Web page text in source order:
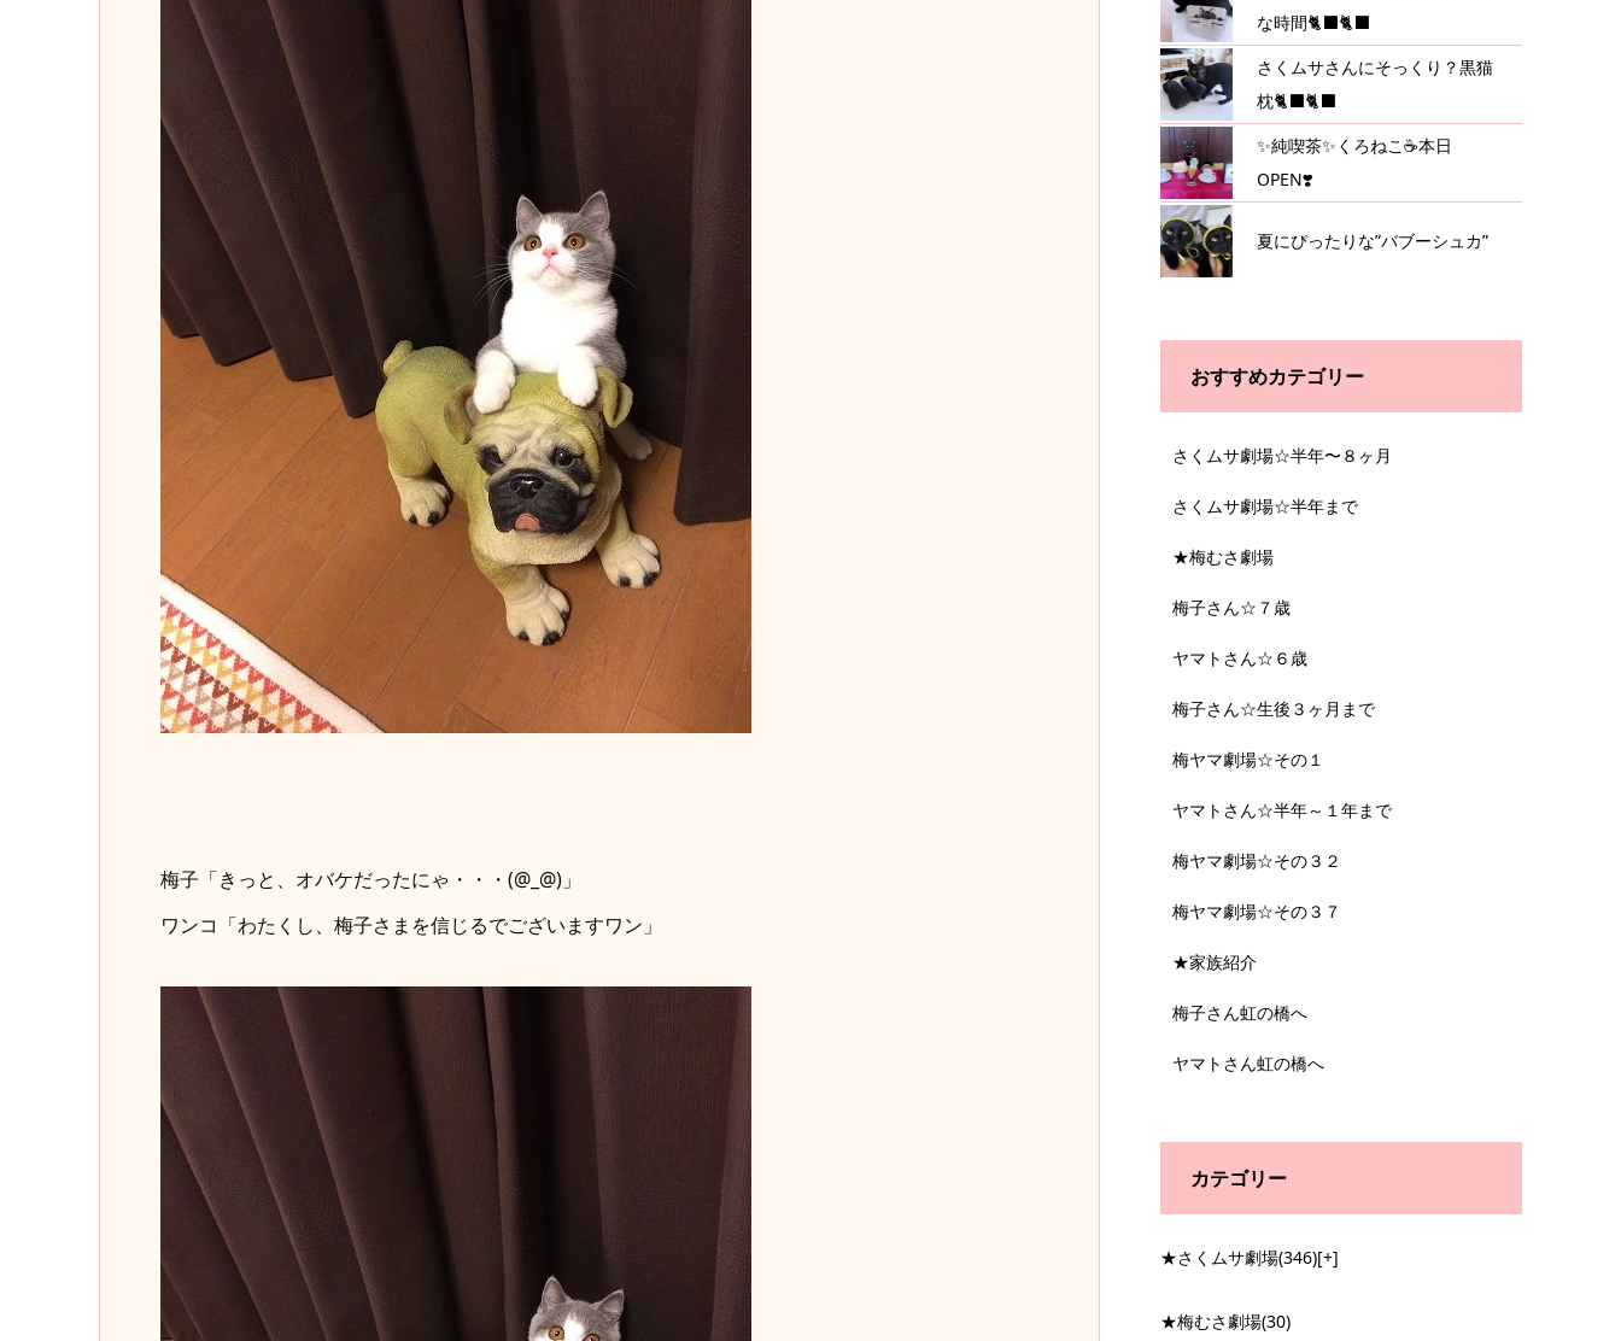
梅子「きっと、オバケだったにゃ・・・(@_@)」
ワンコ「わたくし、梅子さまを信じるでございますワン」
な時間🐈‍⬛🐈‍⬛
さくムサさんにそっくり？黒猫
枕🐈‍⬛🐈‍⬛
✨純喫茶✨くろねこ☕️本日
OPEN❣️
夏にぴったりな”バブーシュカ”
おすすめカテゴリー
さくムサ劇場☆半年〜８ヶ月
さくムサ劇場☆半年まで
★梅むさ劇場
梅子さん☆７歳
ヤマトさん☆６歳
梅子さん☆生後３ヶ月まで
梅ヤマ劇場☆その１
ヤマトさん☆半年～１年まで
梅ヤマ劇場☆その３２
梅ヤマ劇場☆その３７
★家族紹介
梅子さん虹の橋へ
ヤマトさん虹の橋へ
カテゴリー
★さくムサ劇場(346)[+]
★梅むさ劇場(30)